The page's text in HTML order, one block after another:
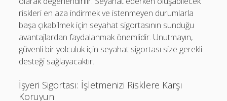
riskleri en aza indirmek ve istenmeyen durumlarla
başa çıkabilmek için seyahat sigortasının sunduğu
avantajlardan faydalanmak önemlidir. Unutmayın,
güvenli bir yolculuk için seyahat sigortası size gerekli
desteği sağlayacaktır.
İşyeri Sigortası: İşletmenizi Risklere Karşı
Koruyun